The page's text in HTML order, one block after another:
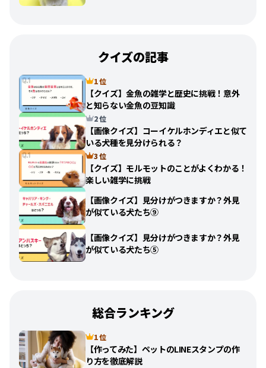
クイズの記事
1 位
【クイズ】金魚の雑学と歴史に挑戦！意外
と知らない金魚の豆知識
2 位
【画像クイズ】コーイケルホンディエと似て
いる犬種を見分けられる？
3 位
【クイズ】モルモットのことがよくわかる！
楽しい雑学に挑戦
【画像クイズ】見分けがつきますか？外見
が似ている犬たち⑨
【画像クイズ】見分けがつきますか？外見
が似ている犬たち⑤
総合ランキング
1 位
【作ってみた】ペットのLINEスタンプの作
り方を徹底解説